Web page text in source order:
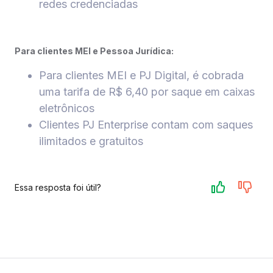
redes credenciadas
Para clientes MEI e Pessoa Jurídica:
Para clientes MEI e PJ Digital, é cobrada
uma tarifa de R$ 6,40 por saque em caixas
eletrônicos
Clientes PJ Enterprise contam com saques
ilimitados e gratuitos
Essa resposta foi útil?